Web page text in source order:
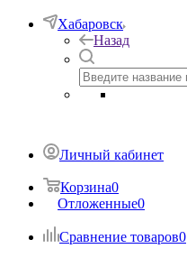
Хабаровск
Назад
Личный кабинет
Корзина0
Отложенные0
Сравнение товаров0